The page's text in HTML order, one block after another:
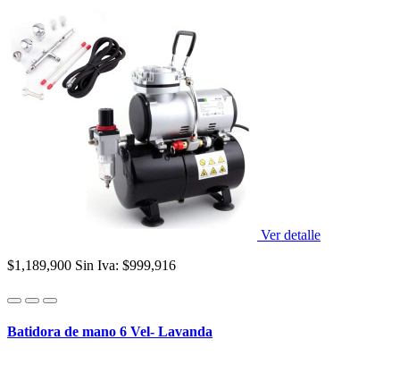
Ver detalle
$1,189,900 Sin Iva: $999,916
Batidora de mano 6 Vel- Lavanda